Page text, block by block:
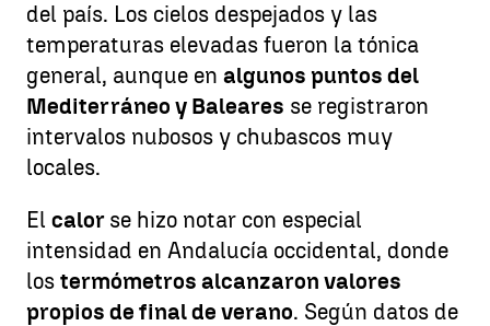
del país. Los cielos despejados y las
temperaturas elevadas fueron la tónica
general, aunque en algunos puntos del
Mediterráneo y Baleares se registraron
intervalos nubosos y chubascos muy
locales.
El calor se hizo notar con especial
intensidad en Andalucía occidental, donde
los termómetros alcanzaron valores
propios de final de verano. Según datos de